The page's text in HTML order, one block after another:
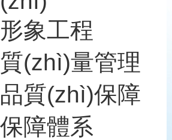
形象工程
質(zhì)量管理
品質(zhì)保障
保障體系